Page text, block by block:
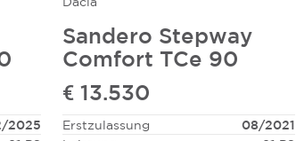
2025
Sandero Stepway
Comfort TCe 90
€ 13.530
Erstzulassung
08/2021